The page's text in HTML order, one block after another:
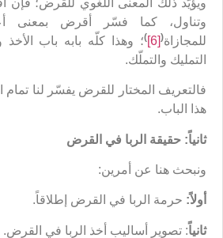
وتناول، كما فسّر أقرض بمعنى
للمجازاة(
[6]
)؛ وهذا كلّه بابه باب الأخذ
التمليك والتملّك.
فالتعريف المختار للقرض يفسّر لنا تمام
هذا الباب.
ثانياً: حقيقة الربا في القرض
ونبحث هنا عن أمرين:
أولاً: حرمة الربا في القرض إطلاقاً.
ثانياً: تصوير أساليب أخذ الربا في القرض.